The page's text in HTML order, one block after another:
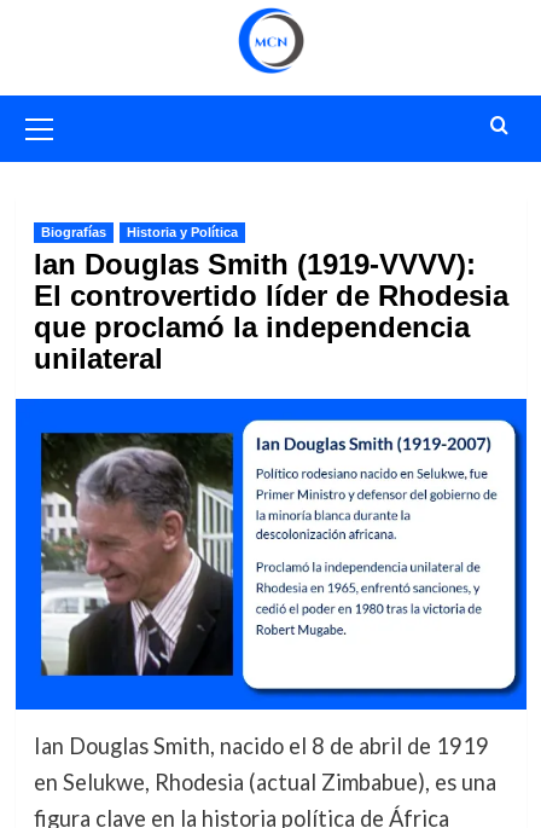
primario
Biografías Historia y Política
Ian Douglas Smith (1919-VVVV):
El controvertido líder de Rhodesia
que proclamó la independencia
unilateral
Ian Douglas Smith, nacido el 8 de abril de 1919
en Selukwe, Rhodesia (actual Zimbabue), es una
figura clave en la historia política de África